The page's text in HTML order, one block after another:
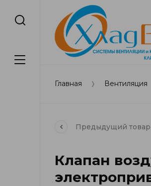
Главная Вентиляция
Предыдущий товар
Клапан